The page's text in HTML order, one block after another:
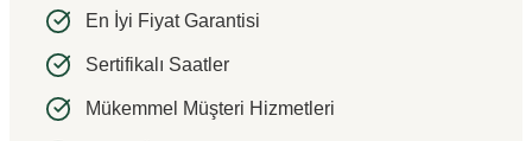
En İyi Fiyat Garantisi
Sertifikalı Saatler
Mükemmel Müşteri Hizmetleri